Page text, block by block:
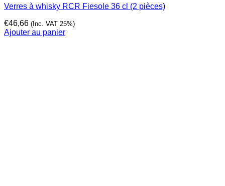
Verres à whisky RCR Fiesole 36 cl (2 pièces)
€46,66 (Inc. VAT 25%)
Ajouter au panier